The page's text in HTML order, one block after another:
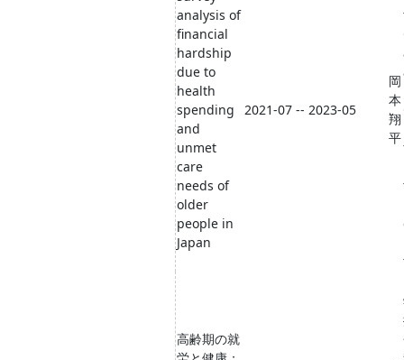
analysis of
financial
hardship
due to
health
spending
and
unmet
care
needs of
older
people in
Japan
2021-07 -- 2023-05
岡
本
翔
平
高齢期の就